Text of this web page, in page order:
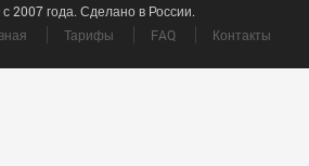
2007 года. Сделано в России.
Тарифы FAQ Контакты